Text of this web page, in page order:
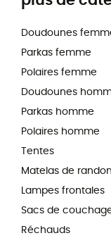
Doudounes
Parkas femme
Polaires femme
Doudounes
Parkas homme
Polaires homme
Tentes
Matelas de
Lampes frontales
Sacs de
Réchauds